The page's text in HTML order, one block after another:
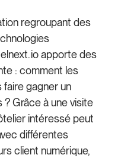
regroupant des
apporte des
: comment les
faire gagner un
Grâce à une visite
intéressé peut
différentes
client numérique,